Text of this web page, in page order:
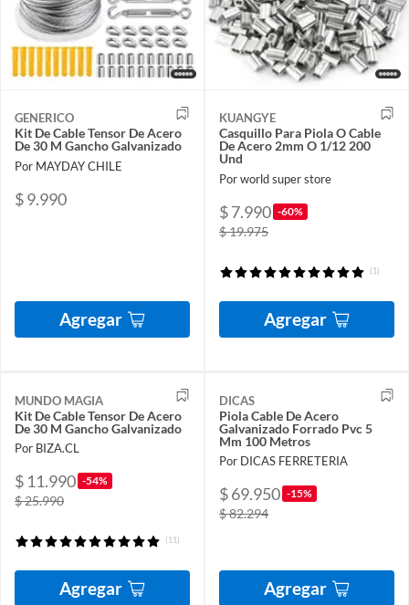
GENERICO
Kit De Cable Tensor De Acero
De 30 M Gancho Galvanizado
Por MAYDAY CHILE
$ 9.990
Agregar
KUANGYE
Casquillo Para Piola O Cable
De Acero 2mm O 1/12 200
Und
Por world super store
$ 7.990 -60%
$ 19.975
(1)
Agregar
MUNDO MAGIA
Kit De Cable Tensor De Acero
De 30 M Gancho Galvanizado
Por BIZA.CL
$ 11.990 -54%
$ 25.990
(11)
Agregar
DICAS
Piola Cable De Acero
Galvanizado Forrado Pvc 5
Mm 100 Metros
Por DICAS FERRETERIA
$ 69.950 -15%
$ 82.294
Agregar